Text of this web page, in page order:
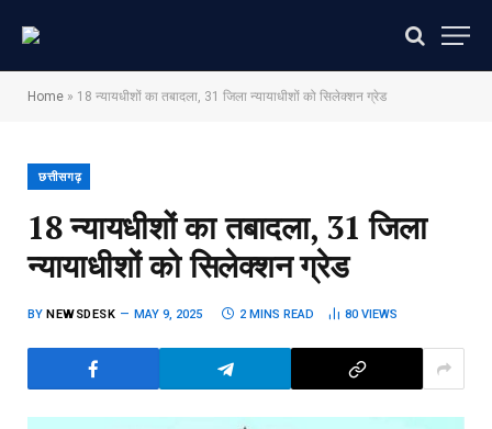
Home » 18 न्यायधीशों का तबादला, 31 जिला न्यायाधीशों को सिलेक्शन ग्रेड
छत्तीसगढ़
18 न्यायधीशों का तबादला, 31 जिला
न्यायाधीशों को सिलेक्शन ग्रेड
BY NEWSDESK MAY 9, 2025 2 MINS READ 80VIEWS